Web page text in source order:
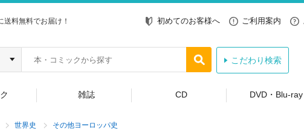
料無料でお届け！ 初めてのお客様へ ご利用案内
こだわり検索
雑誌 CD DVD・Blu-ray
世界史 その他ヨーロッパ史